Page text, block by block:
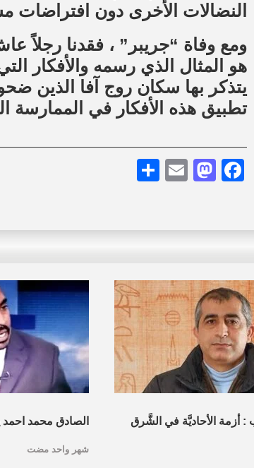
النضالات الأخرى دون افتراضات
ومع وفاة “جريبر” ، فقدنا رجلاً
هو المثال الذي رسمه والأفكار
يتذكر بها سكان روج آفا الذين
تطبيق هذه الأفكار في الممارسة
Facebook
Mastodon
Email
: أزمة الأحاديَّة في الشَّرق الصادق محمد احمد
شهر واحد مضت